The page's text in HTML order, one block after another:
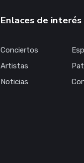
Enlaces de interés
Conciertos
Artistas
Noticias